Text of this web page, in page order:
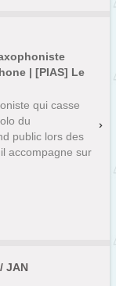
| [PIAS] Le
qui casse
du
public lors des
accompagne sur
JAN